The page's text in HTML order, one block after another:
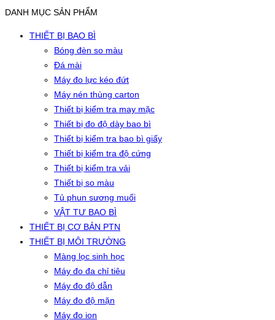
DANH MỤC SẢN PHẨM
THIẾT BỊ BAO BÌ
Bóng đèn so màu
Đá mài
Máy đo lực kéo đứt
Máy nén thùng carton
Thiết bị kiểm tra may mặc
Thiết bị đo độ dày bao bì
Thiết bị kiểm tra bao bì giấy
Thiết bị kiểm tra độ cứng
Thiết bị kiểm tra vải
Thiết bị so màu
Tủ phun sương muối
VẬT TƯ BAO BÌ
THIẾT BỊ CƠ BẢN PTN
THIẾT BỊ MÔI TRƯỜNG
Màng lọc sinh học
Máy đo đa chỉ tiêu
Máy đo độ dẫn
Máy đo độ mặn
Máy đo ion